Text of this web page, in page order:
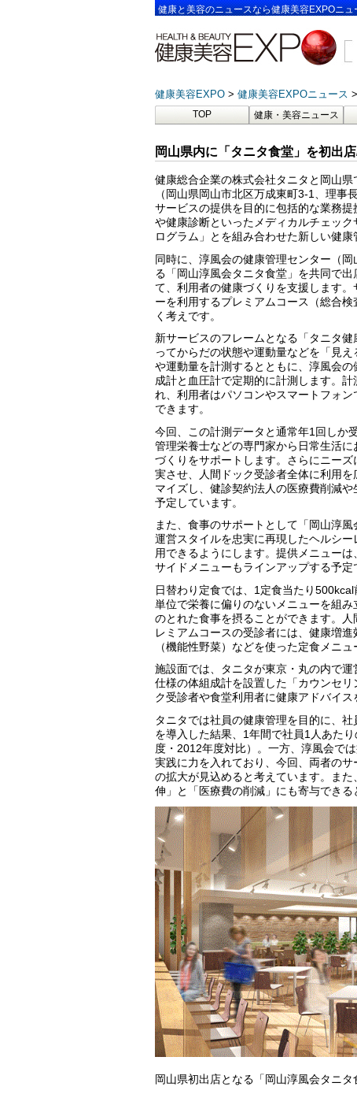
健康と美容のニュースなら健康美容EXPOニュ
健康美容EXPO 健康美容EXPOニュース
TOP 健康・美容ニュース
岡山県内に「タニタ食堂」を初出
健康総合企業の株式会社タニタと岡山
（岡山県岡山市北区万成東町3-1、理事
サービスの提供を目的に包括的な業務
や健康診断といったメディカルチェッ
ログラム」とを組み合わせた新しい健康
同時に、淳風会の健康管理センター（
る「岡山淳風会タニタ食堂」を共同で
て、利用者の健康づくりを支援します
ーを利用するプレミアムコース（総合
く考えです。
新サービスのフレームとなる「タニタ
ってからだの状態や運動量などを「見
や運動量を計測するとともに、淳風会
成計と血圧計で定期的に計測します。
れ、利用者はパソコンやスマートフォ
できます。
今回、この計測データと通常年1回しか
管理栄養士などの専門家から日常生活
づくりをサポートします。さらにニー
実させ、人間ドック受診者全体に利用
マイズし、健診契約法人の医療費削減
予定しています。
また、食事のサポートとして「岡山淳
運営スタイルを忠実に再現したヘルシ
用できるようにします。提供メニュー
サイドメニューもラインアップする予定
日替わり定食では、1定食当たり
単位で栄養に偏りのないメニューを組
のとれた食事を摂ることができます。
レミアムコースの受診者には、健康増
（機能性野菜）などを使った定食メニ
施設面では、タニタが東京・丸の内で
仕様の体組成計を設置した「カウンセ
ク受診者や食堂利用者に健康アドバイス
タニタでは社員の健康管理を目的に、
を導入した結果、1年間で社員1人あた
度・2012年度対比）。一方、淳風会で
実践に力を入れており、今回、両者の
の拡大が見込めると考えています。ま
伸」と「医療費の削減」にも寄与できる
岡山県初出店となる「岡山淳風会タニタ